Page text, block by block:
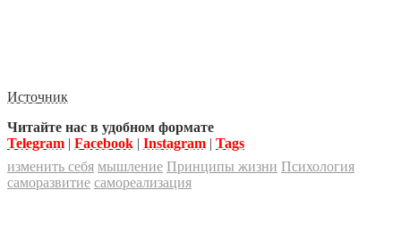
Источник
Читайте нас в удобном формате
Telegram | Facebook | Instagram | Tags
изменить себя мышление Принципы жизни Психология
саморазвитие самореализация